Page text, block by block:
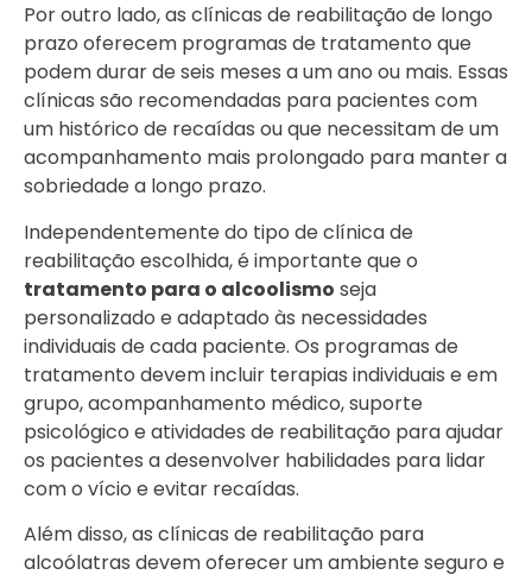
Por outro lado, as clínicas de reabilitação de longo
prazo oferecem programas de tratamento que
podem durar de seis meses a um ano ou mais. Essas
clínicas são recomendadas para pacientes com
um histórico de recaídas ou que necessitam de um
acompanhamento mais prolongado para manter a
sobriedade a longo prazo.
Independentemente do tipo de clínica de
reabilitação escolhida, é importante que o
tratamento para o alcoolismo seja
personalizado e adaptado às necessidades
individuais de cada paciente. Os programas de
tratamento devem incluir terapias individuais e em
grupo, acompanhamento médico, suporte
psicológico e atividades de reabilitação para ajudar
os pacientes a desenvolver habilidades para lidar
com o vício e evitar recaídas.
Além disso, as clínicas de reabilitação para
alcoólatras devem oferecer um ambiente seguro e